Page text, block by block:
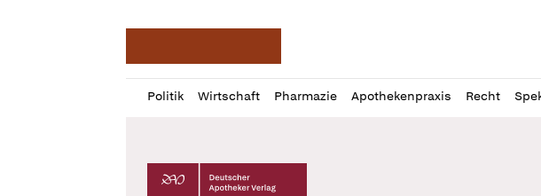
Politik Wirtschaft Pharmazie Apothekenpraxis Recht
Profil
öffnen
Daz
Pur
Deutscher Apotheker Verlag Logo